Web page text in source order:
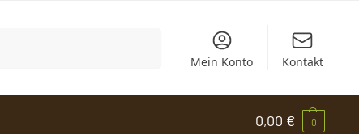
Mein Konto Kontakt
0,00 € 0